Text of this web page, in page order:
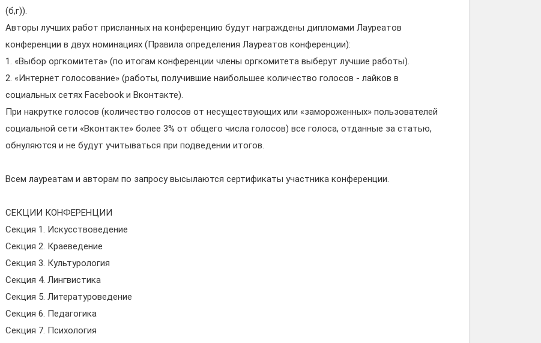
(б,г)).
Авторы лучших работ присланных на конференцию будут награждены дипломами Лауреатов
конференции в двух номинациях (Правила определения Лауреатов конференции):
1. «Выбор оргкомитета» (по итогам конференции члены оргкомитета выберут лучшие работы).
2. «Интернет голосование» (работы, получившие наибольшее количество голосов - лайков в
социальных сетях Facebook и Вконтакте).
При накрутке голосов (количество голосов от несуществующих или «замороженных» пользователей
социальной сети «Вконтакте» более 3% от общего числа голосов) все голоса, отданные за статью,
обнуляются и не будут учитываться при подведении итогов.
Всем лауреатам и авторам по запросу высылаются сертификаты участника конференции.
СЕКЦИИ КОНФЕРЕНЦИИ
Секция 1. Искусствоведение
Секция 2. Краеведение
Секция 3. Культурология
Секция 4. Лингвистика
Секция 5. Литературоведение
Секция 6. Педагогика
Секция 7. Психология